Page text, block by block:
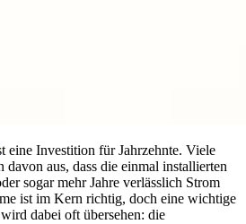
eine Investition für Jahrzehnte. Viele
aus, dass die einmal installierten
sogar mehr Jahre verlässlich Strom
ist im Kern richtig, doch eine wichtige
dabei oft übersehen: die